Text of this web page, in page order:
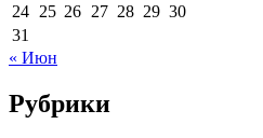
24 25 26 27 28 29 30
31
« Июн
Рубрики